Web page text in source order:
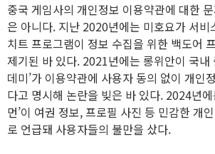
중국 게임사의 개인정보 이용약관에 대한
은 아니다. 지난 2020년에는 미호요가 서비
치트 프로그램이 정보 수집을 위한 백도어
제기된 바 있다. 2021년에는 롱위안이 국내
데미’가 이용약관에 사용자 동의 없이 개인
다고 명시해 논란을 빚은 바 있다. 2024년에
먼’이 여권 정보, 프로필 사진 등 민감한 개
로 언급돼 사용자들의 불만을 샀다.